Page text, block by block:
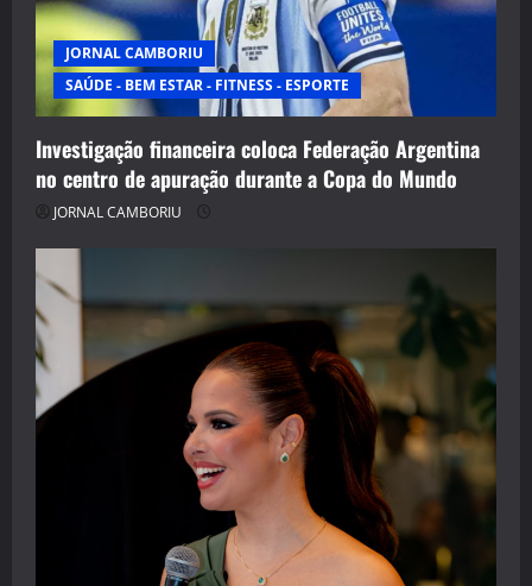
JORNAL CAMBORIU
SAÚDE - BEM ESTAR - FITNESS - ESPORTE
Investigação financeira coloca Federação Argentina
no centro de apuração durante a Copa do Mundo
JORNAL CAMBORIU